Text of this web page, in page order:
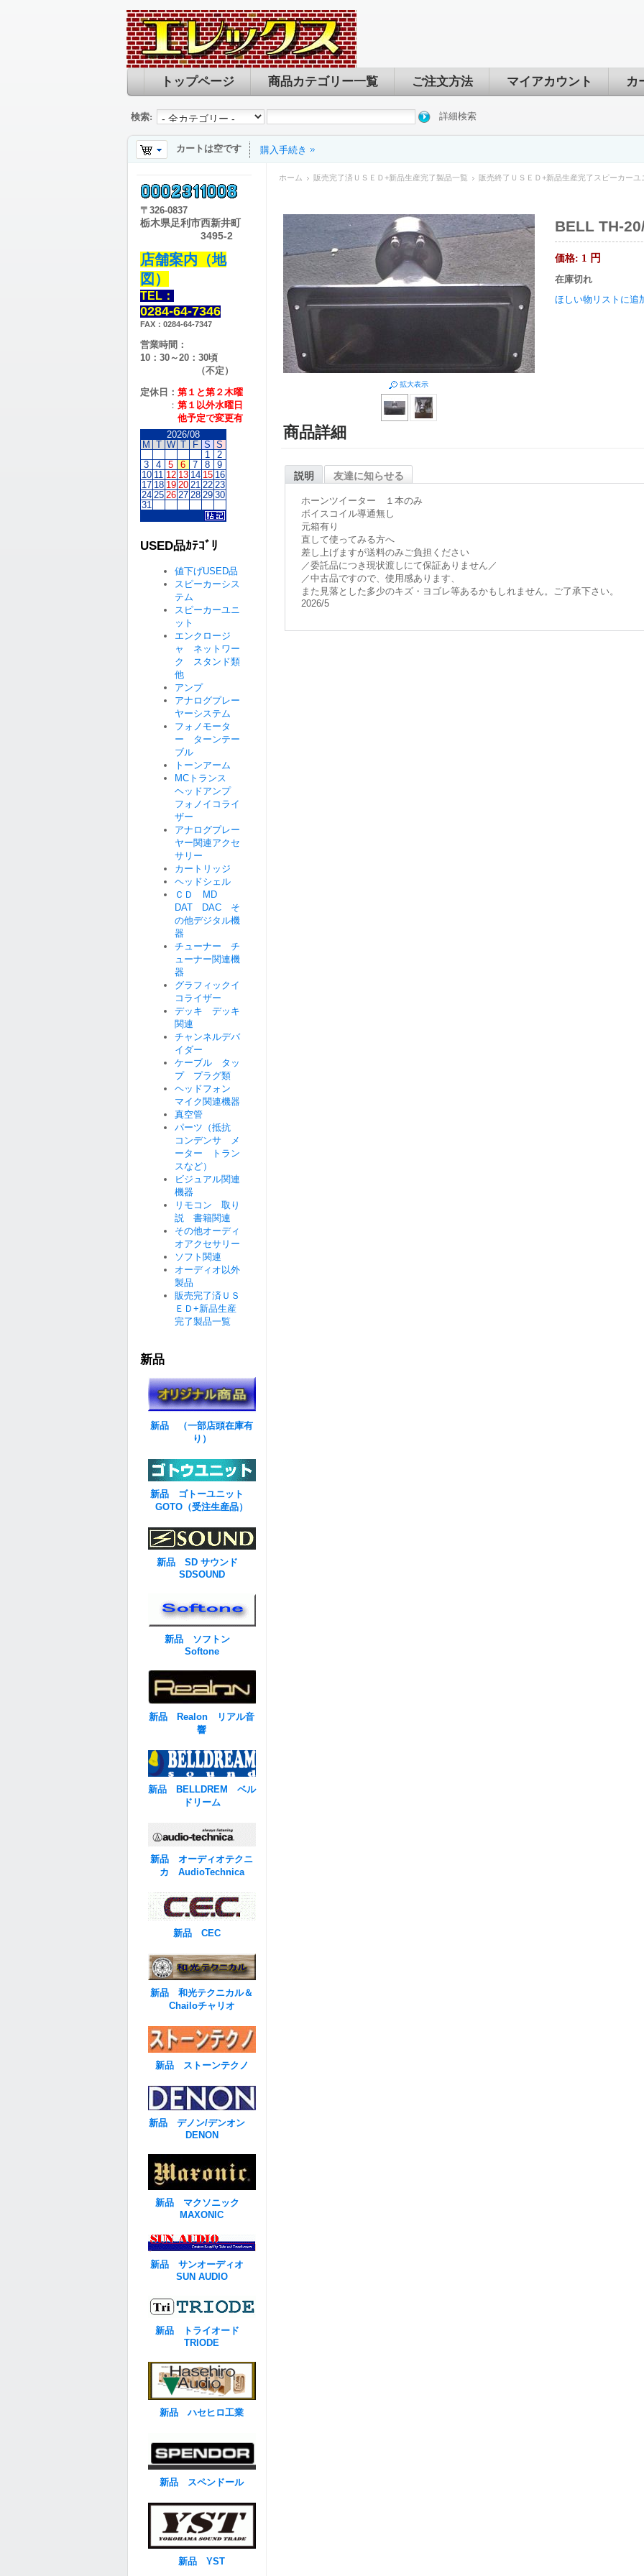
トップページ 商品カテゴリー一覧 ご注文方法 マイアカウント カ
検索: 詳細検索
カートは空です 購入手続き
ホーム 販売完了済ＵＳＥＤ+新品生産完了製品一覧 販売終了ＵＳＥＤ+新品生産完了スピーカーユ
拡大表示
BELL TH-
価格: 1 円
在庫切れ
ほしい物リストに追
商品詳細
説明 友達に知らせる
ホーンツイーター １本のみ
ボイスコイル導通無し
元箱有り
直して使ってみる方へ
差し上げますが送料のみご負担ください
／委託品につき現状渡しにて保証ありません／
／中古品ですので、使用感あります、
また見落とした多少のキズ・ヨゴレ等あるかもしれません。ご了承下さい。
2026/5
〒 326-0837
栃木県足利市西新井町
3495-2
店舗案内（地
図）
TEL：
0284-64-7346
FAX：0284-64-7347
営業時間：
10：30～20：30頃
（不定）
定休日： 第１と第２木曜
： 第１以外水曜日
他予定で変更有
2026/08
M
T W T F S S
1
2
3
4 5 6 7 8
9
10 11 12 13 14 15 16
17 18 19 20 21 22 23
24 25 26 27 28 29 30
31
USED品ｶﾃｺﾞﾘ
値下げUSED品
スピーカーシス
テム
スピーカーユニ
ット
エンクロージ
ャ ネットワー
ク スタンド類
他
アンプ
アナログプレー
ヤーシステム
フォノモータ
ー ターンテー
ブル
トーンアーム
MCトランス
ヘッドアンプ
フォノイコライ
ザー
アナログプレー
ヤー関連アクセ
サリー
カートリッジ
ヘッドシェル
ＣＤ MD
DAT DAC そ
の他デジタル機
器
チューナー チ
ューナー関連機
器
グラフィックイ
コライザー
デッキ デッキ
関連
チャンネルデバ
イダー
ケーブル タッ
プ プラグ類
ヘッドフォン
マイク関連機器
真空管
パーツ（抵抗
コンデンサ メ
ーター トラン
スなど）
ビジュアル関連
機器
リモコン 取り
説 書籍関連
その他オーディ
オアクセサリー
ソフト関連
オーディオ以外
製品
販売完了済ＵＳ
ＥＤ+新品生産
完了製品一覧
新品
新品 （一部店頭在庫有
り）
新品 ゴトーユニット
GOTO（受注生産品）
新品 SD サウンド
SDSOUND
新品 ソフトン
Softone
新品 Realon リアル音
響
新品 BELLDREM ベル
ドリーム
新品 オーディオテクニ
カ AudioTechnica
新品 CEC
新品 和光テクニカル＆
Chailoチャリオ
新品 ストーンテクノ
新品 デノン/デンオン
DENON
新品 マクソニック
MAXONIC
新品 サンオーディオ
SUN AUDIO
新品 トライオード
TRIODE
新品 ハセヒロ工業
新品 スペンドール
新品 YST